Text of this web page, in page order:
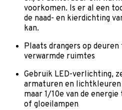
voorkomen. Is er al een
de naad- en kierdichting
kan.
Plaats drangers op
verwarmde ruimtes
Gebruik LED-verlichting,
armaturen en
maar 1/10e van de
of gloeilampen